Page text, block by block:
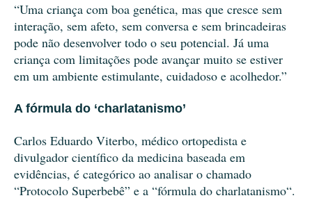
“Uma criança com boa genética, mas que cresce sem
interação, sem afeto, sem conversa e sem brincadeiras
pode não desenvolver todo o seu potencial. Já uma
criança com limitações pode avançar muito se estiver
em um ambiente estimulante, cuidadoso e acolhedor.”
A fórmula do ‘charlatanismo’
Carlos Eduardo Viterbo, médico ortopedista e
divulgador científico da medicina baseada em
evidências, é categórico ao analisar o chamado
“Protocolo Superbebê” e a “fórmula do charlatanismo“.